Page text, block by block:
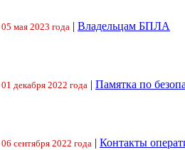
05 мая 2023 года | Владельцам БПЛА
01 декабря 2022 года | Памятка по
06 сентября 2022 года | Контакты